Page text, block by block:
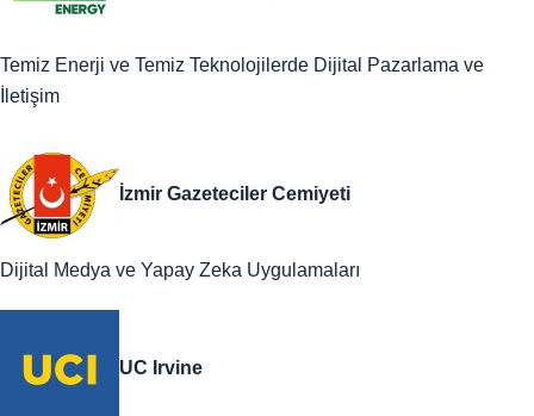
Temiz Enerji ve Temiz Teknolojilerde Dijital Pazarlama ve
İletişim
İzmir Gazeteciler Cemiyeti
Dijital Medya ve Yapay Zeka Uygulamaları
UC Irvine